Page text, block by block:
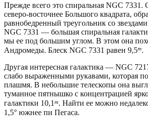
Прежде всего это спиральная NGC 7331.
северо-восточнее Большого квадрата,
равнобедренный треугольник со
NGC 7331 — большая спиральная
мы ее под большим углом. В этом она
Андромеды. Блеск NGC 7331 равен 9,5m.
Другая интересная галактика — NGC
слабо выраженными рукавами, которая
плашмя. В небольшие телескопы она
туманное пятнышко с концентрацией
галактики 10,1m. Найти ее можно
1,5° южнее пи Пегаса.